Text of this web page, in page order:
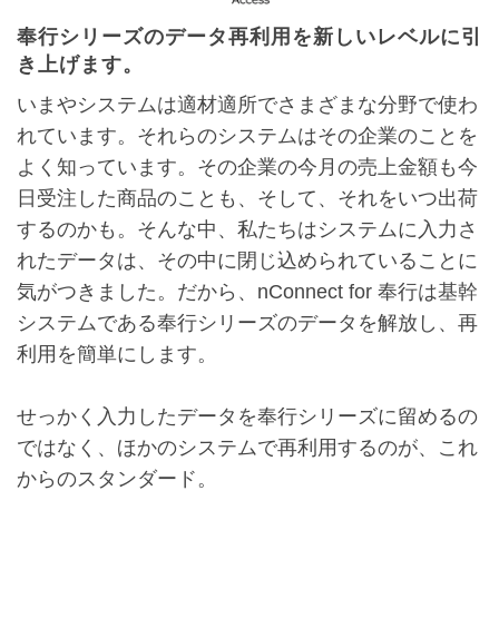
奉行シリーズのデータ再利用を新しいレベルに引
き上げます。
いまやシステムは適材適所でさまざまな分野で使わ
れています。それらのシステムはその企業のことを
よく知っています。その企業の今月の売上金額も今
日受注した商品のことも、そして、それをいつ出荷
するのかも。そんな中、私たちはシステムに入力さ
れたデータは、その中に閉じ込められていることに
気がつきました。だから、 nConnect for 奉行は基幹
システムである奉行シリーズのデータを解放し、再
利用を簡単にします。
せっかく入力したデータを奉行シリーズに留めるの
ではなく、ほかのシステムで再利用するのが、これ
からのスタンダード。